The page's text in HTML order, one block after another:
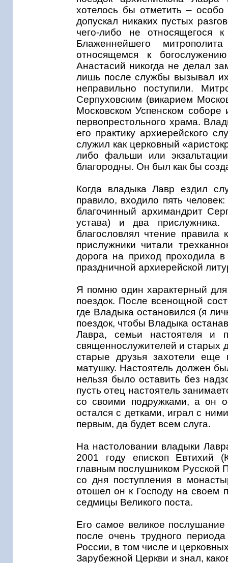
хотелось бы отметить –
допускал никаких пустых
чего-либо не относящегося
Блаженнейшего
относящемся к
Анастасий никогда не делал
лишь после службы вызывал
неправильно поступили.
Серпуховским (викарием
Московском Успенском соборе
первопрестольного храма.
его практику архиерейского
служил как церковный
либо фальши или
благородны. Он был как бы
Когда владыка Лавр ездил
правило, входило пять
благочинный архимандрит
устава) и два
благословлял чтение
прислужники читали
дорога на приход проходила
праздничной архиерейской
Я помню один характерный
поездок. После всенощной
где Владыка остановился (я
поездок, чтобы Владыка
Лавра, семьи настоятеля и
священнослужителей и старых
старые друзья захотели еще
матушку. Настоятель должен
нельзя было оставить без
пусть отец настоятель
со своими подружками, а он
остался с детками, играл с
первым, да будет всем слуга.
На настоловании владыки
2001 году епископ Евтихий
главным послушником Русской
со дня поступления в
отошел он к Господу на своем
седмицы Великого поста.
Его самое великое
после очень трудного
России, в том числе и
Зарубежной Церкви и знал,